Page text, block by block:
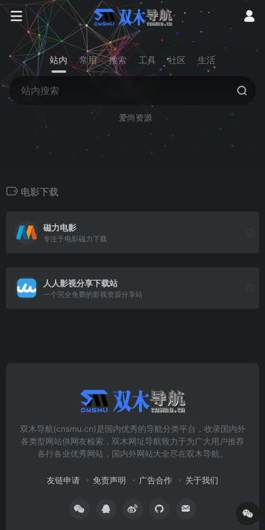
站内 常用 搜索 工具 社区 生活
爱尚资源
电影下载
磁力电影
专注于电影磁力下载
人人影视分享下载站
一个完全免费的影视资源分享站
双木导航(cnsmu.cn)是国内优秀的导航分类平台，收录国内外
各类型网站供网友检索，双木网址导航致力于为广大用户推荐
各行各业优秀网站，国内外网站大全尽在双木导航。
友链申请 免责声明 广告合作 关于我们